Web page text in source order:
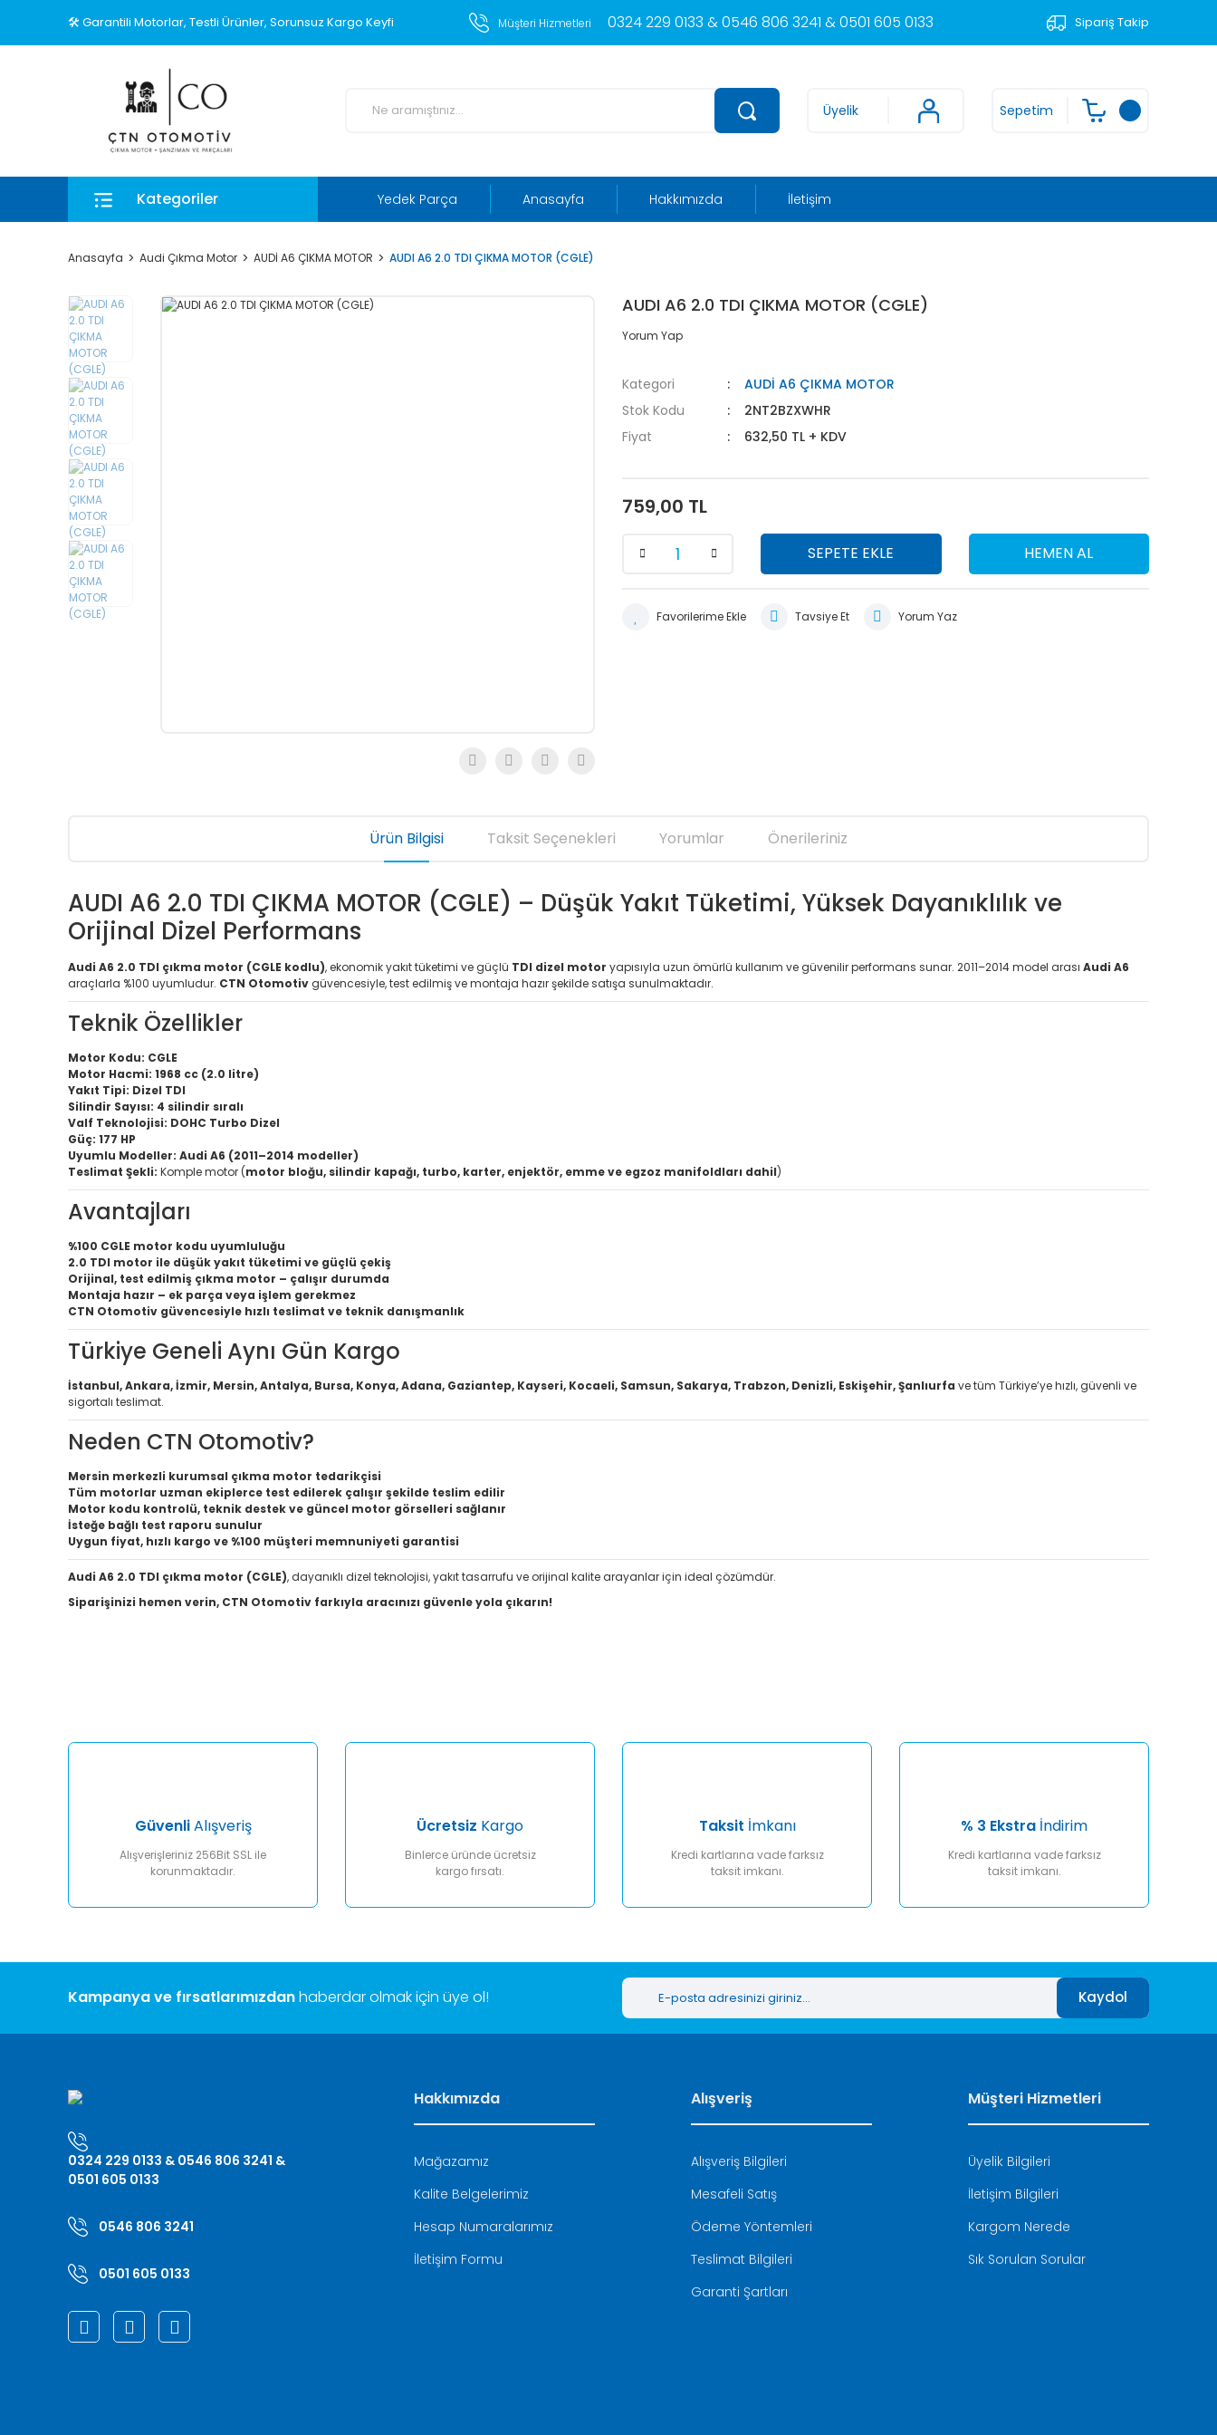
🛠️ Garantili Motorlar, Testli Ürünler, Sorunsuz Kargo Keyfi Müşteri Hizmetleri 0324 229 0133 & 0546 806 3241 & 0501 605 0133 Sipariş Takip
Üyelik Sepetim
Kategoriler Yedek Parça Anasayfa Hakkımızda İletişim
Anasayfa Audi Çıkma Motor AUDİ A6 ÇIKMA MOTOR AUDI A6 2.0 TDI ÇIKMA MOTOR (CGLE)
AUDI A6 2.0 TDI ÇIKMA MOTOR (CGLE)
Yorum Yap
Kategori
AUDİ A6 ÇIKMA MOTOR
Stok Kodu
2NT2BZXWHR
Fiyat
632,50 TL + KDV
759,00 TL
SEPETE EKLE HEMEN AL
Tavsiye Et Yorum Yaz
Ürün Bilgisi Taksit Seçenekleri Yorumlar Önerileriniz
AUDI A6 2.0 TDI ÇIKMA MOTOR (CGLE) – Düşük Yakıt Tüketimi, Yüksek Dayanıklılık ve
Orijinal Dizel Performans
Audi A6 2.0 TDI çıkma motor (CGLE kodlu), ekonomik yakıt tüketimi ve güçlü TDI dizel motor yapısıyla uzun ömürlü kullanım ve güvenilir performans sunar. 2011–2014 model arası Audi A6
araçlarla %100 uyumludur. CTN Otomotivgüvencesiyle, test edilmiş ve montaja hazır şekilde satışa sunulmaktadır.
Teknik Özellikler
Motor Kodu: CGLE
Motor Hacmi: 1968 cc (2.0 litre)
Yakıt Tipi: Dizel TDI
Silindir Sayısı: 4 silindir sıralı
Valf Teknolojisi: DOHC Turbo Dizel
Güç: 177 HP
Uyumlu Modeller: Audi A6 (2011–2014 modeller)
Teslimat Şekli: Komple motor (motor bloğu, silindir kapağı, turbo, karter, enjektör, emme ve egzoz manifoldları dahil)
Avantajları
%100 CGLE motor kodu uyumluluğu
2.0 TDI motor ile düşük yakıt tüketimi ve güçlü çekiş
Orijinal, test edilmiş çıkma motor – çalışır durumda
Montaja hazır – ek parça veya işlem gerekmez
CTN Otomotiv güvencesiyle hızlı teslimat ve teknik danışmanlık
Türkiye Geneli Aynı Gün Kargo
İstanbul, Ankara, İzmir, Mersin, Antalya, Bursa, Konya, Adana, Gaziantep, Kayseri, Kocaeli, Samsun, Sakarya, Trabzon, Denizli, Eskişehir, Şanlıurfa ve tüm Türkiye’ye hızlı, güvenli ve
sigortalı teslimat.
Neden CTN Otomotiv?
Mersin merkezli kurumsal çıkma motor tedarikçisi
Tüm motorlar uzman ekiplerce test edilerek çalışır şekilde teslim edilir
Motor kodu kontrolü, teknik destek ve güncel motor görselleri sağlanır
İsteğe bağlı test raporu sunulur
Uygun fiyat, hızlı kargo ve %100 müşteri memnuniyeti garantisi
Audi A6 2.0 TDI çıkma motor (CGLE), dayanıklı dizel teknolojisi, yakıt tasarrufu ve orijinal kalite arayanlar için ideal çözümdür.
Siparişinizi hemen verin, CTN Otomotiv farkıyla aracınızı güvenle yola çıkarın!
Ürün bilgilerinde hatalar bulunuyor.
Gönder
GüvenliAlışveriş
Alışverişleriniz 256Bit SSL ile
korunmaktadır.
Ücretsiz Kargo
Binlerce üründe ücretsiz
kargo fırsatı.
Taksit İmkanı
Kredi kartlarına vade farksız
taksit imkanı.
% 3 Ekstra İndirim
Kredi kartlarına vade farksız
taksit imkanı.
Kampanya ve fırsatlarımızdanhaberdar olmak için üye ol! Kaydol
0324 229 0133 & 0546 806 3241 &
0501 605 0133
0546 806 3241
0501 605 0133
Hakkımızda
Mağazamız
Kalite Belgelerimiz
Hesap Numaralarımız
İletişim Formu
Alışveriş
Alışveriş Bilgileri
Mesafeli Satış
Ödeme Yöntemleri
Teslimat Bilgileri
Garanti Şartları
Müşteri Hizmetleri
Üyelik Bilgileri
İletişim Bilgileri
Kargom Nerede
Sık Sorulan Sorular